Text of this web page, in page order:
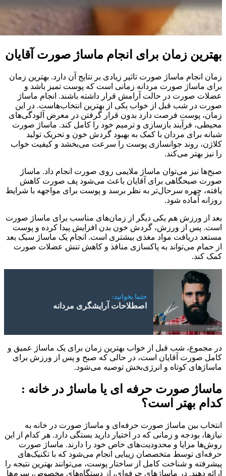
بهترین زمان برای انجام ماساژ صورت آقایان
زمان انجام ماساژ صورت تاثیر زیادی بر نتایج آن دارد. بهترین زمان
برای ماساژ صورت مردانه زمانی است که پوست تمیز باشد و
عضلات صورت در حالت آرامش قرار داشته باشند. انجام ماساژ
صورت در شب قبل از خواب یکی از بهترین انتخاب‌هاست. در این
زمان، پوست فرصت دارد بدون قرار گرفتن در معرض آلودگی‌های
محیطی، فرآیند بازسازی و ترمیم خود را کامل کند. ماساژ صورت
شبانه برای مردان با کمک به بهبود گردش خون و تحریک تولید
کلاژن، روند جوانسازی پوست را سرعت می‌بخشد و کیفیت خواب
را نیز بهتر می‌کند.
صبح‌ها نیز می‌توان ماساژ ملایمی روی صورت انجام داد. ماساژ
صورت صبحگاهی برای آقایان باعث می‌شود پف صورت کاهش
یافته، چهره سرحال‌تر به نظر برسد و پوست برای مواجهه با شرایط
روزانه آماده شود.
بعد از ورزش هم یکی دیگر از زمان‌های مناسب برای ماساژ صورت
است. پس از ورزش، گردش خون بدن افزایش پیدا کرده و پوست
مستعد دریافت مواد مغذی بیشتری است. انجام یک ماساژ سبک بعد
از حمام می‌تواند به پاکسازی منافذ و کاهش تنش عضلات صورت
کمک کند.
حتما بخوانید:
اصطلاحات آرایشگری مردانه
در مجموع، شب قبل از خواب بهترین زمان برای یک ماساژ عمیق و
کامل صورت آقایان است، در حالی که صبح و پس از ورزش برای
ماساژهای کوتاه و انرژی‌بخش توصیه می‌شود.
ماساژ صورت حرفه‌ ای یا ماساژ در خانه :
کدام بهتر است؟
انتخاب بین ماساژ صورت حرفه‌ای و ماساژ صورت در خانه به
نیازها، بودجه و زمانی که در اختیار دارید بستگی دارد. هر کدام از این
روش‌ها مزایا و محدودیت‌های خاص خود را دارند. ماساژ صورت
حرفه‌ای توسط متخصصان زیبایی انجام می‌شود که با تکنیک‌های
پیشرفته و شناخت کامل از ساختار پوست، می‌توانند بهترین نتیجه را
ارائه دهند. در ماساژهای حرفه‌ای، از دستگاه‌های مخصوص، سرم‌ها